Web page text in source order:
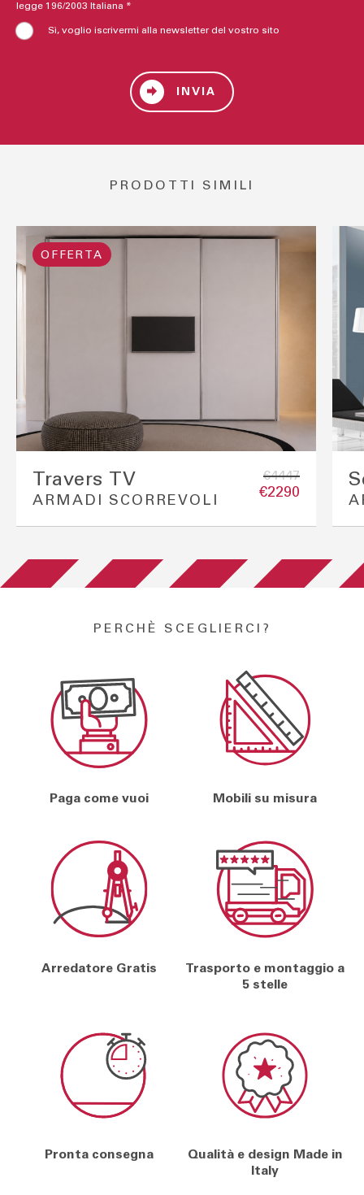
legge 196/2003 Italiana *
Sì, voglio iscrivermi alla newsletter del vostro sito
INVIA
PRODOTTI SIMILI
OFFERTA
Travers TV
ARMADI SCORREVOLI
€4447
€2290
PERCHÈ SCEGLIERCI?
Paga come vuoi Mobili su misura
Arredatore Gratis
Trasporto e montaggio a
5 stelle
Pronta consegna
Qualità e design Made in
Italy